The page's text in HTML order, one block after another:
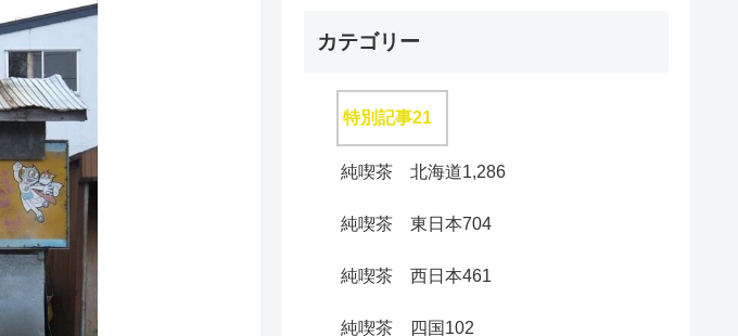
カテゴリー
特別記事21
純喫茶 北海道1,286
純喫茶 東日本704
純喫茶 西日本461
純喫茶 四国 102